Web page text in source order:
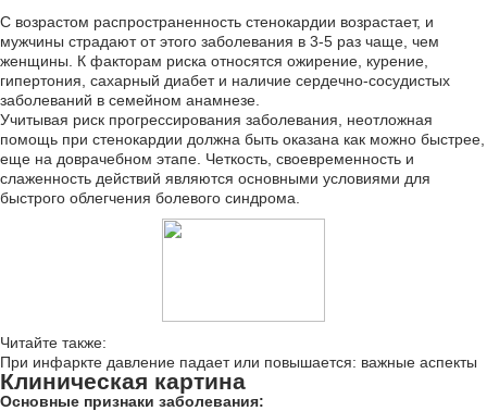
С возрастом распространенность стенокардии возрастает, и
мужчины страдают от этого заболевания в 3-5 раз чаще, чем
женщины. К факторам риска относятся ожирение, курение,
гипертония, сахарный диабет и наличие сердечно-сосудистых
заболеваний в семейном анамнезе.
Учитывая риск прогрессирования заболевания, неотложная
помощь при стенокардии должна быть оказана как можно быстрее,
еще на доврачебном этапе. Четкость, своевременность и
слаженность действий являются основными условиями для
быстрого облегчения болевого синдрома.
Читайте также:
При инфаркте давление падает или повышается: важные аспекты
Клиническая картина
Основные признаки заболевания: